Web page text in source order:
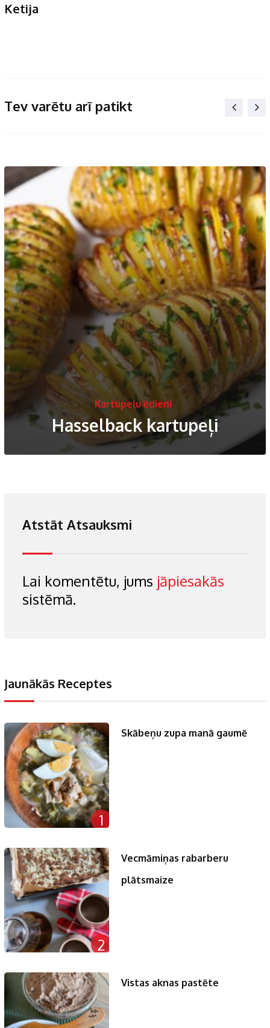
Ketija
Tev varētu arī patikt
Kartupeļu ēdieni
Hasselback kartupeļi
Atstāt Atsauksmi
Lai komentētu, jums jāpiesakās
sistēmā.
Jaunākās Receptes
1
Skābeņu zupa manā gaumē
2
Vecmāmiņas rabarberu
plātsmaize
Vistas aknas pastēte